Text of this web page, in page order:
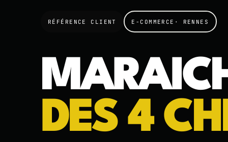
RÉFÉRENCE CLIENT E-COMMERCE· RENNES
DES 4